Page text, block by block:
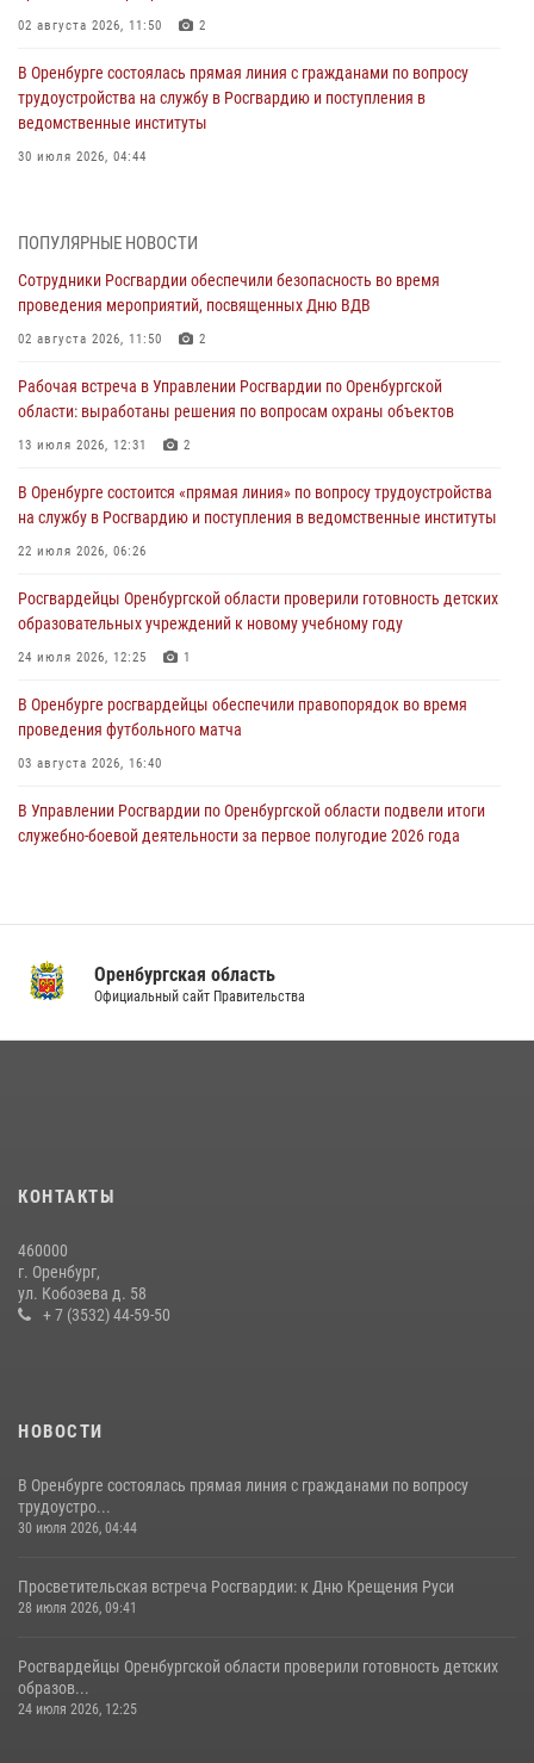
02 августа 2026, 11:50 2
В Оренбурге состоялась прямая линия с гражданами по вопросу
трудоустройства на службу в Росгвардию и поступления в
ведомственные институты
30 июля 2026, 04:44
28 июля 2026, 09:41 1
Росгвардейцы обеспечили правопорядок на праздновании Дня
ВМФ в Оренбурге
27 июля 2026, 14:36 2
Росгвардейцы предотвратили трагедию: спасен мужчина в тяжелой
жизненной ситуации (ВИДЕО)
26 июля 2026, 14:45 1
Росгвардейцы Оренбургской области проверили готовность детских
образовательных учреждений к новому учебному году
24 июля 2026, 12:25
При силовой поддержке ОМОН «Кобра» Росгвардии в Оренбурге
проведён рейд по строительным объектам
23 июля 2026, 10:47
ПОПУЛЯРНЫЕ НОВОСТИ
Сотрудники Росгвардии обеспечили безопасность во время
проведения мероприятий, посвященных Дню ВДВ
02 августа 2026, 11:50 2
Рабочая встреча в Управлении Росгвардии по Оренбургской
области: выработаны решения по вопросам охраны объектов
13 июля 2026, 12:31 2
В Оренбурге состоится «прямая линия» по вопросу трудоустройства
на службу в Росгвардию и поступления в ведомственные институты
22 июля 2026, 06:26
Росгвардейцы Оренбургской области проверили готовность детских
образовательных учреждений к новому учебному году
24 июля 2026, 12:25 1
В Оренбурге росгвардейцы обеспечили правопорядок во время
проведения футбольного матча
03 августа 2026, 16:40
В Управлении Росгвардии по Оренбургской области подвели итоги
служебно-боевой деятельности за первое полугодие 2026 года
14 июля 2026, 10:43
11 июля 2026, 12:22
трудоустройства на службу в Росгвардию и поступления в
ведомственные институты
30 июля 2026, 04:44
Оренбургская область
Официальный сайт Правительства
КОНТАКТЫ
460000
г. Оренбург,
ул. Кобозева д. 58
+ 7 (3532) 44-59-50
НОВОСТИ
В Оренбурге состоялась прямая линия с гражданами по вопросу
трудоустро...
30 июля 2026, 04:44
Просветительская встреча Росгвардии: к Дню Крещения Руси
28 июля 2026, 09:41
Росгвардейцы Оренбургской области проверили готовность детских
образов...
24 июля 2026, 12:25